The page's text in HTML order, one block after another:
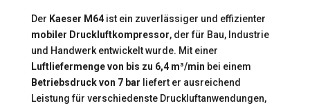
Der Kaeser M64ist ein zuverlässiger und effizienter
mobiler Druckluftkompressor, der für Bau, Industrie
und Handwerk entwickelt wurde. Mit einer
Luftliefermenge von bis zu 6,4 m³/min bei einem
Betriebsdruck von 7 bar liefert er ausreichend
Leistung für verschiedenste Druckluftanwendungen,